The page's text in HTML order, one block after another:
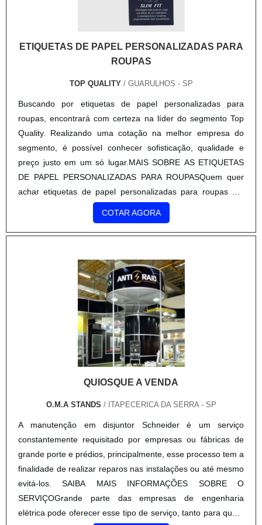
moderno, traz inovações e variedades em colmeia papel
kraft e solapas para embalagens.É uma empresa
comprometida com seus serviços e uma empresa altamente
qualificada, padrões possíveis por contar com escritório de
alta qualidade onde são realizadas as atividades e estrutura
associados e treinamentos internos para aprimoração dos
produtos e serviços, garantem a melhor experiência para os
clientes com qualidade.
ETIQUETAS DE PAPEL PERSONALIZADAS PARA
ROUPAS
TOP QUALITY/ GUARULHOS - SP
Buscando por etiquetas de papel personalizadas para
roupas, encontrará com certeza na líder do segmento Top
Quality. Realizando uma cotação na melhor empresa do
segmento, é possível conhecer sofisticação, qualidade e
preço justo em um só lugar.MAIS SOBRE AS ETIQUETAS
DE PAPEL PERSONALIZADAS PARA ROUPASQuem quer
achar etiquetas de papel personalizadas para roupas em
uma empresa inovadora, descobre a Top Quality. A empresa
atua com colmeia papel kraft e cinta de sorvete, oferecendo
sempre a melhor opção para o cliente final.Não obstante,
roupas, é importante buscar uma empresa que tenha
produtos e serviços com ótima qualidade e excelente custo-
benefício, detalhes primordiais que são deixados de lado por
muitas empresas que não focam na fidelização do cliente.É
importante lembrar que o produto deve ser adquirido com
empresas especializadas. Esse tipo de cuidado ajuda a
garantir a qualidade e durabilidade dos materiais, além de
evitar prejuízos com substituições frequentes de produtos
que não cumprem com suas funções adequadamente.
quando pensamos em uma empresa que entrega confiança
e serviços de qualidade. Alguns desses motivos são: Equipe
multidisciplinar de consultores associados; Profissionais
com vasta experiência na área de atuação; Treinamentos
internos para aprimoração dos produtos e serviços;
Escritório de alta qualidade onde são realizadas as
atividades; Processos de produção de última geração;
COTAR AGORA
QUIOSQUE A VENDA
O.M.A STANDS / ITAPECERICA DA SERRA - SP
A manutenção em disjuntor Schneider é um serviço
constantemente requisitado por empresas ou fábricas de
grande porte e prédios, principalmente, esse processo tem a
finalidade de realizar reparos nas instalações ou até mesmo
evitá-los. SAIBA MAIS INFORMAÇÕES SOBRE O
SERVIÇOGrande parte das empresas de engenharia
elétrica pode oferecer esse tipo de serviço, tanto para quem